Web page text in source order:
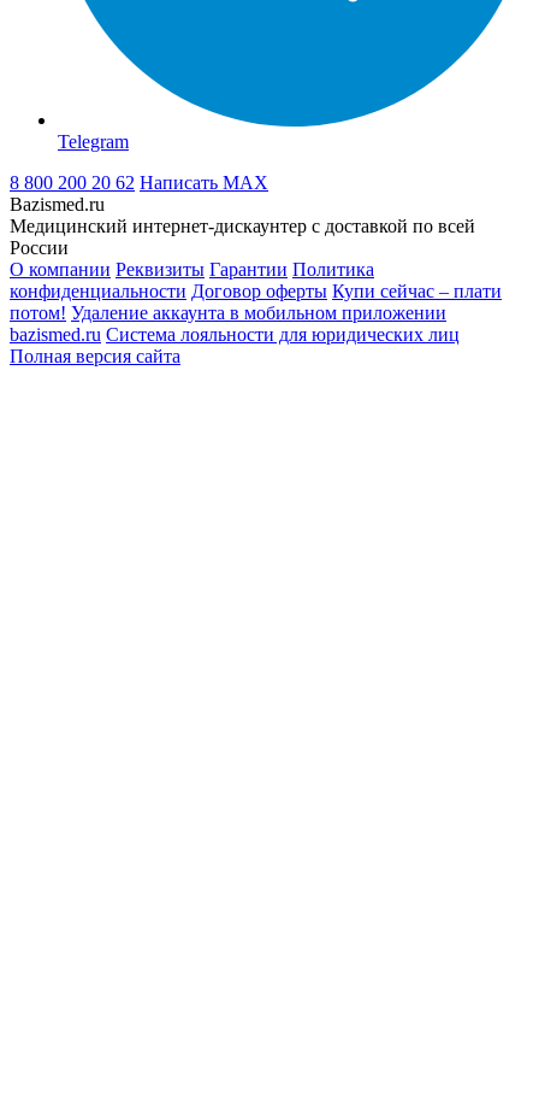
Telegram
8 800 200 20 62 Написать MAX
Bazismed.ru
Медицинский интернет-дискаунтер с доставкой по всей
России
О компании Реквизиты Гарантии Политика
конфиденциальности Договор оферты Купи сейчас – плати
потом! Удаление аккаунта в мобильном приложении
bazismed.ru Система лояльности для юридических лиц
Полная версия сайта